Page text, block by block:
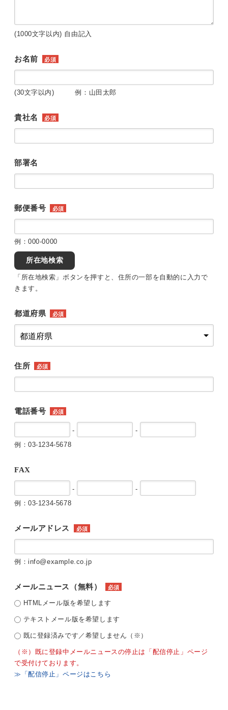
(1000文字以内) 自由記入
お名前 必須
(30文字以内) 例：山田太郎
貴社名 必須
部署名
郵便番号 必須
例：000-0000
所在地検索
「所在地検索」ボタンを押すと、住所の一部を自動的に入力で
きます。
都道府県 必須
住所 必須
電話番号 必須
-
-
例：03-1234-5678
FAX
-
-
例：03-1234-5678
メールアドレス 必須
例：info@example.co.jp
メールニュース（無料） 必須
HTMLメール版を希望します
テキストメール版を希望します
既に登録済みです／希望しません（※）
（※）既に登録中メールニュースの停止は「配信停止」ページ
で受付けております。
≫「配信停止」ページはこちら